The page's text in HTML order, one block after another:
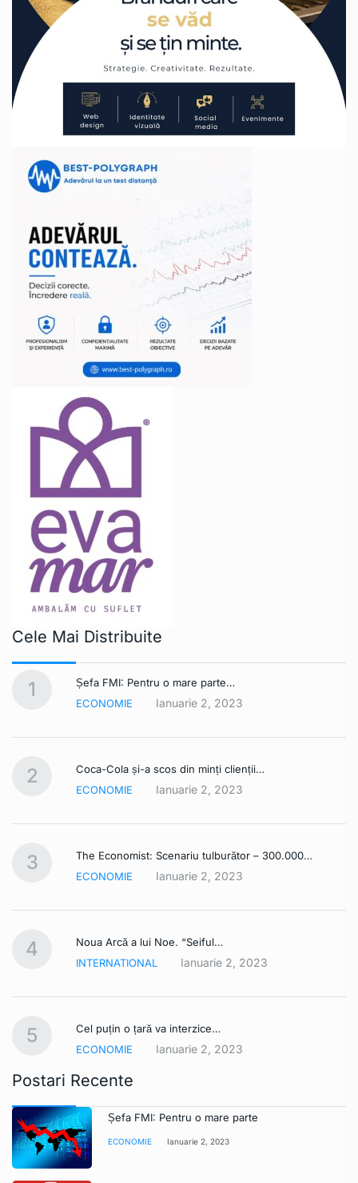
Cele Mai Distribuite
1
Șefa FMI: Pentru o mare parte…
ECONOMIE
Ianuarie 2, 2023
2
Coca-Cola și-a scos din minți clienții…
ECONOMIE
Ianuarie 2, 2023
3
The Economist: Scenariu tulburător – 300.000…
ECONOMIE
Ianuarie 2, 2023
4
Noua Arcă a lui Noe. “Seiful…
INTERNATIONAL
Ianuarie 2, 2023
5
Cel puțin o țară va interzice…
ECONOMIE
Ianuarie 2, 2023
Postari Recente
Șefa FMI: Pentru o mare parte
ECONOMIE Ianuarie 2, 2023